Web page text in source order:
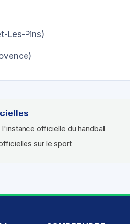
Les-Pins)
officielle du handball
sur le sport